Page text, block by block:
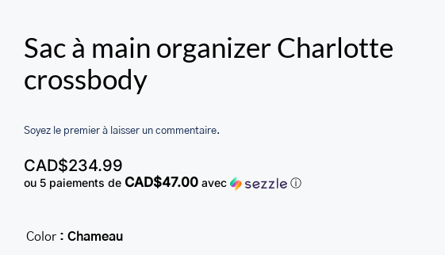
Sac à main organizer Charlotte
crossbody
Soyez le premier à laisser un commentaire.
CAD$234.99
ou 5 paiements de CAD$47.00 avec ⓘ
Color : Chameau